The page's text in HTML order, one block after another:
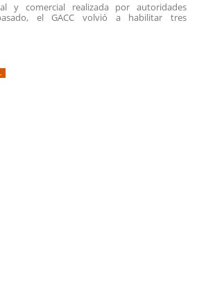
y comercial realizada por autoridades
el GACC volvió a habilitar tres